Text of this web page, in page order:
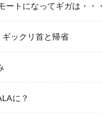
ートになってギガは・・・
ギックリ首と帰省
に？